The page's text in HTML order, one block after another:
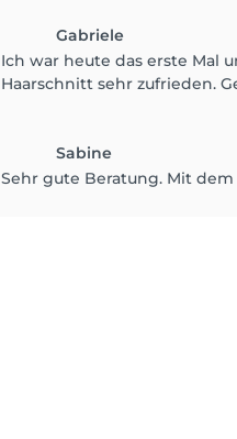
Gabriele
Ich war heute das erste Mal
Haarschnitt sehr zufrieden.
Sabine
Sehr gute Beratung. Mit